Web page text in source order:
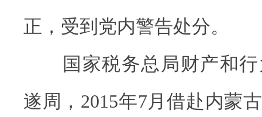
正，受到党内警告处分。
国家税务总局财产和行
遂周，2015年7月借赴内蒙